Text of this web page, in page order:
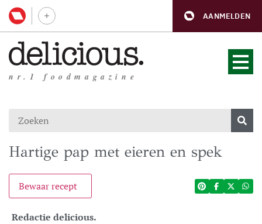
AANMELDEN
nr.1 foodmagazine
Hartige pap met eieren en spek
Bewaar recept
Redactie delicious.